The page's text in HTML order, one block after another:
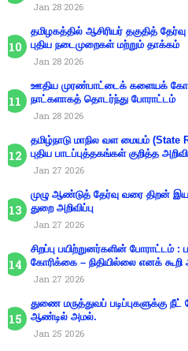
Jan 28 2026
தமிழகத்தில் ஆசிரியர் தகுதித்
புதிய நடைமுறைகள் மற்றும் தாக்கம்
Jan 28 2026
ஊதிய முரண்பாட்டைக் களையக்
நாட்களாகத் தொடர்ந்து போராட்டம்
Jan 28 2026
தமிழ்நாடு மாநில வள மையம் (State
புதிய பாடப்புத்தகங்கள் குறித்த
Jan 27 2026
முழு ஆண்டுத் தேர்வு வரை திறன்
துறை அறிவிப்பு
Jan 27 2026
சிறப்பு பயிற்றுனர்களின் போராட்டம் :
கோரிக்கை – நிதியில்லை எனக் கூறி
Jan 27 2026
துணை மருத்துவப் படிப்புகளுக்கு
ஆண்டில் அமல்.
Jan 25 2026